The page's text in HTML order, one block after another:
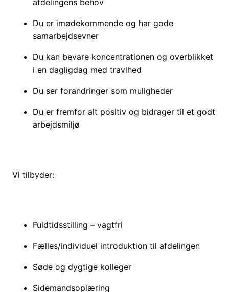
afdelingens behov
Du er imødekommende og har gode
samarbejdsevner
Du kan bevare koncentrationen og overblikket
i en dagligdag med travlhed
Du ser forandringer som muligheder
Du er fremfor alt positiv og bidrager til et godt
arbejdsmiljø
Vi tilbyder:
Fuldtidsstilling – vagtfri
Fælles/individuel introduktion til afdelingen
Søde og dygtige kolleger
Sidemandsoplæring